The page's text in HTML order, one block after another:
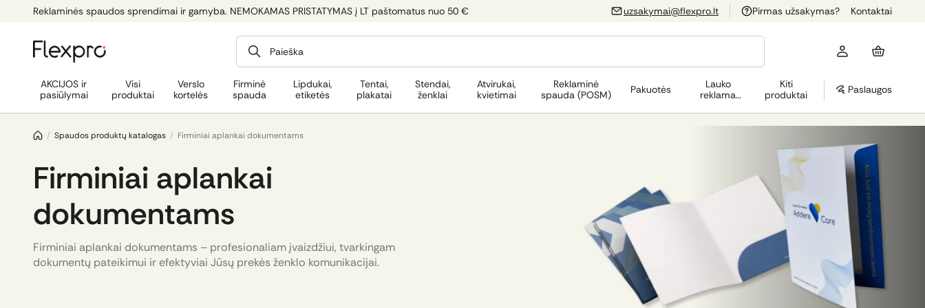
Reklaminės spaudos sprendimai ir gamyba. NEMOKAMAS PRISTATYMAS į LT paštomatus nuo 50 € uzsakymai@flexpro.lt Pirmas užsakymas? Kontaktai
Paieška
AKCIJOS ir
pasiūlymai
Visi
produktai
Verslo
kortelės
Firminė
spauda
Lipdukai,
etiketės
Tentai,
plakatai
Stendai,
ženklai
Atvirukai,
kvietimai
Reklaminė
spauda (POSM)
Pakuotės
Lauko
reklama
Kiti
produktai
Paslaugos
/ Spaudos produktų katalogas / Firminiai aplankai dokumentams
Firminiai aplankai
dokumentams
Firminiai aplankai dokumentams – profesionaliam įvaizdžiui, tvarkingam
dokumentų pateikimui ir efektyviai Jūsų prekės ženklo komunikacijai.